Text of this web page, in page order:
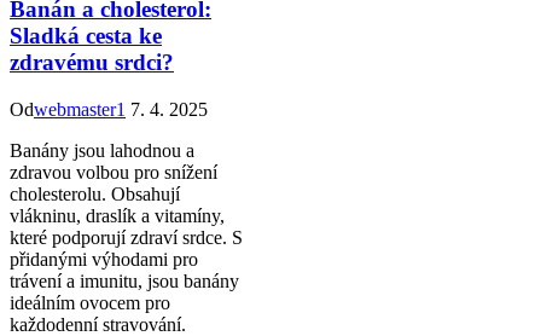
Banán a cholesterol:
Sladká cesta ke
zdravému srdci?
Odwebmaster1 7. 4. 2025
Banány jsou lahodnou a
zdravou volbou pro snížení
cholesterolu. Obsahují
vlákninu, draslík a vitamíny,
které podporují zdraví srdce. S
přidanými výhodami pro
trávení a imunitu, jsou banány
ideálním ovocem pro
každodenní stravování.